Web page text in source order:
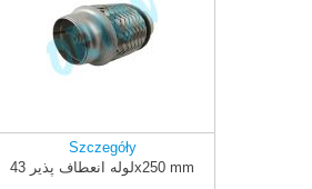
Szczegóły
لوله انعطاف پذیر 43x250 mm